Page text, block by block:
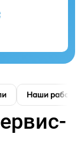
Наши работы